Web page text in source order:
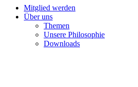
Mitglied werden
Über uns
Themen
Unsere Philosophie
Downloads